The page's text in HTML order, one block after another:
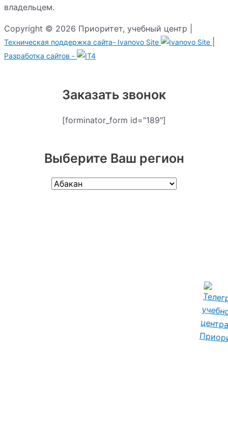
владельцем.
Copyright © 2026 Приоритет, учебный центр |
Техническая поддержка сайта- Ivanovo Site
Разработка сайтов -
Заказать звонок
[forminator_form id="189"]
Выберите Ваш регион